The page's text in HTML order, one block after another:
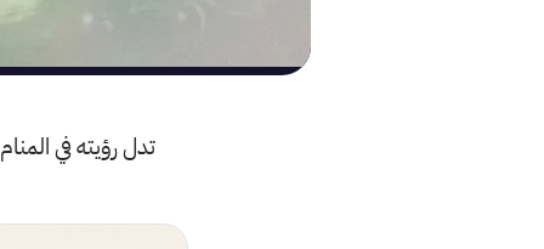
تدل رؤيته في